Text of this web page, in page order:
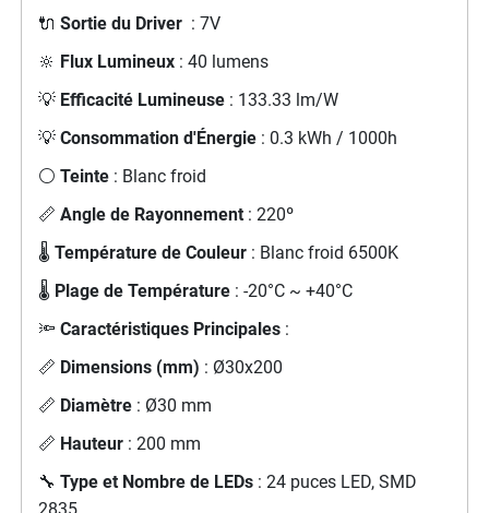
🔌 Sortie du Driver: 7V
🔆 Flux Lumineux: 40 lumens
💡 Efficacité Lumineuse: 133.33 lm/W
💡 Consommation d'Énergie: 0.3 kWh / 1000h
⚪ Teinte: Blanc froid
📏 Angle de Rayonnement: 220º
🌡️ Température de Couleur: Blanc froid 6500K
🌡️ Plage de Température: -20°C ~ +40°C
🔦 Caractéristiques Principales:
📏 Dimensions (mm) : Ø30x200
📏 Diamètre: Ø30 mm
📏 Hauteur: 200 mm
🔧 Type et Nombre de LEDs: 24 puces LED, SMD